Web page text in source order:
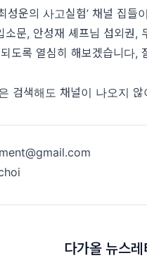
성운의 사고실험’ 채널 집들
소문, 안성재 셰프님 섭외권,
도록 열심히 해보겠습니다,
검색해도 채널이 나오지 않
다가올 뉴스